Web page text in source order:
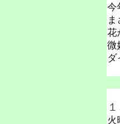
今
花
微
ダ
火